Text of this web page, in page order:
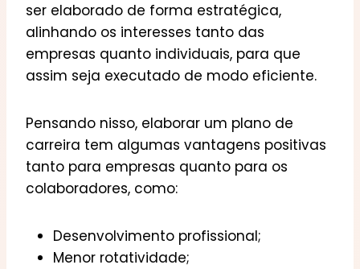
ser elaborado de forma estratégica,
alinhando os interesses tanto das
empresas quanto individuais, para que
assim seja executado de modo eficiente.
Pensando nisso, elaborar um plano de
carreira tem algumas vantagens positivas
tanto para empresas quanto para os
colaboradores, como:
Desenvolvimento profissional;
Menor rotatividade;